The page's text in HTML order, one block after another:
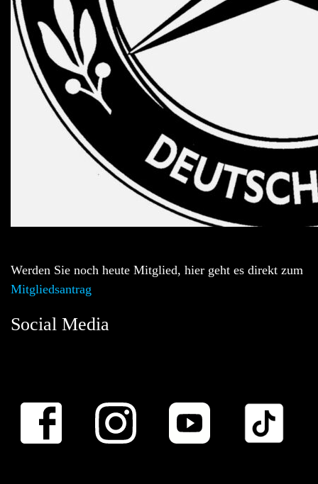
Werden Sie noch heute Mitglied, hier geht es direkt zum
Mitgliedsantrag
Social Media